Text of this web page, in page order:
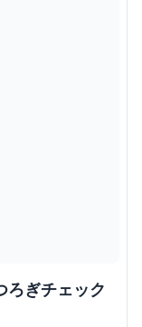
ろぎチェック